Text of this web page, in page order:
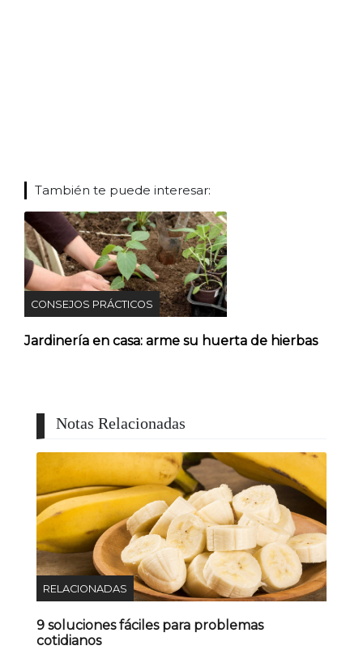
También te puede interesar:
CONSEJOS PRÁCTICOS
Jardinería en casa: arme su huerta de hierbas
Notas Relacionadas
RELACIONADAS
9 soluciones fáciles para problemas
cotidianos